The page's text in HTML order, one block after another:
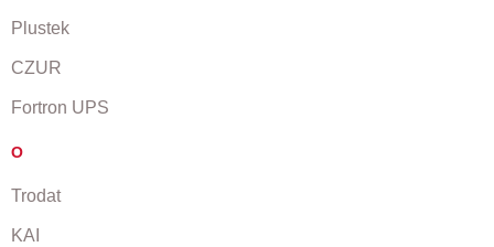
Plustek
CZUR
Fortron UPS
O
Trodat
KAI